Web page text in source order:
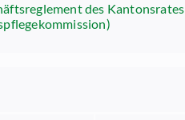
des Kantonsrates